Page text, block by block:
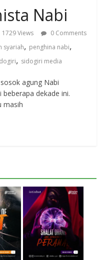
Nabi
1729 Views
0 Comments
syariah, penghina nabi,
, sidogiri media
agung Nabi
dekade ini.
masih